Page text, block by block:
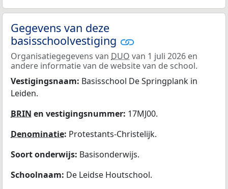
Gegevens van deze
basisschoolvestiging
Organisatiegegevens van DUO van 1 juli 2026 en
andere informatie van de website van de school.
Vestigingsnaam: Basisschool De Springplank in
Leiden.
BRIN en vestigingsnummer: 17MJ00.
Denominatie: Protestants-Christelijk.
Soort onderwijs: Basisonderwijs.
Schoolnaam: De Leidse Houtschool.